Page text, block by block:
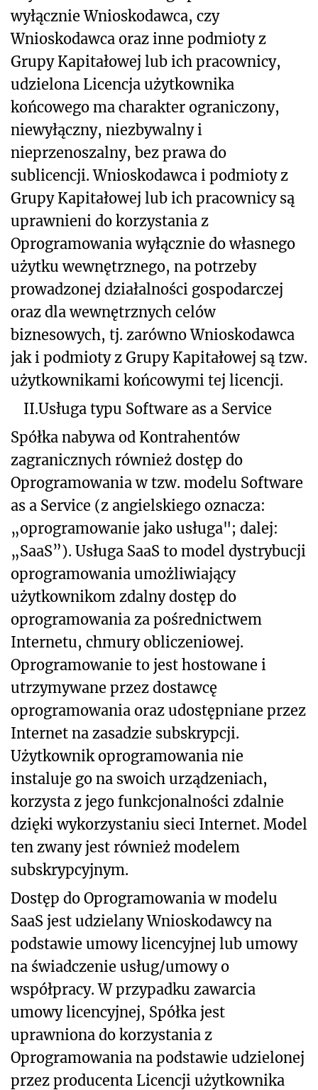
wyłącznie Wnioskodawca, czy
Wnioskodawca oraz inne podmioty z
Grupy Kapitałowej lub ich pracownicy,
udzielona Licencja użytkownika
końcowego ma charakter ograniczony,
niewyłączny, niezbywalny i
nieprzenoszalny, bez prawa do
sublicencji. Wnioskodawca i podmioty z
Grupy Kapitałowej lub ich pracownicy są
uprawnieni do korzystania z
Oprogramowania wyłącznie do własnego
użytku wewnętrznego, na potrzeby
prowadzonej działalności gospodarczej
oraz dla wewnętrznych celów
biznesowych, tj. zarówno Wnioskodawca
jak i podmioty z Grupy Kapitałowej są tzw.
użytkownikami końcowymi tej licencji.
II.Usługa typu Software as a Service
Spółka nabywa od Kontrahentów
zagranicznych również dostęp do
Oprogramowania w tzw. modelu Software
as a Service (z angielskiego oznacza:
„oprogramowanie jako usługa"; dalej:
„SaaS”). Usługa SaaS to model dystrybucji
oprogramowania umożliwiający
użytkownikom zdalny dostęp do
oprogramowania za pośrednictwem
Internetu, chmury obliczeniowej.
Oprogramowanie to jest hostowane i
utrzymywane przez dostawcę
oprogramowania oraz udostępniane przez
Internet na zasadzie subskrypcji.
Użytkownik oprogramowania nie
instaluje go na swoich urządzeniach,
korzysta z jego funkcjonalności zdalnie
dzięki wykorzystaniu sieci Internet. Model
ten zwany jest również modelem
subskrypcyjnym.
Dostęp do Oprogramowania w modelu
SaaS jest udzielany Wnioskodawcy na
podstawie umowy licencyjnej lub umowy
na świadczenie usług/umowy o
współpracy. W przypadku zawarcia
umowy licencyjnej, Spółka jest
uprawniona do korzystania z
Oprogramowania na podstawie udzielonej
przez producenta Licencji użytkownika